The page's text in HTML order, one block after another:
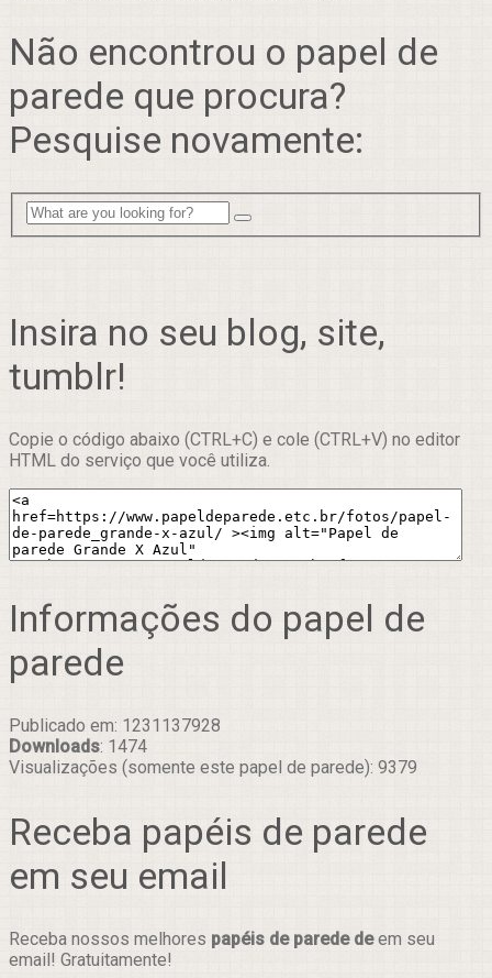
Não encontrou o papel de
parede que procura?
Pesquise novamente:
Insira no seu blog, site,
tumblr!
Copie o código abaixo (CTRL+C) e cole (CTRL+V) no editor
HTML do serviço que você utiliza.
Informações do papel de
parede
Publicado em: 1231137928
Downloads: 1474
Visualizações (somente este papel de parede): 9379
Receba papéis de parede
em seu email
Receba nossos melhores papéis de parede deem seu
email! Gratuitamente!